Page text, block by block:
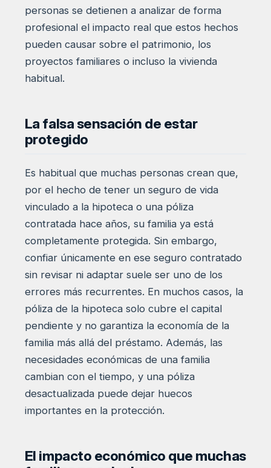
personas se detienen a analizar de forma
profesional el impacto real que estos hechos
pueden causar sobre el patrimonio, los
proyectos familiares o incluso la vivienda
habitual.
La falsa sensación de estar
protegido
Es habitual que muchas personas crean que,
por el hecho de tener un seguro de vida
vinculado a la hipoteca o una póliza
contratada hace años, su familia ya está
completamente protegida. Sin embargo,
confiar únicamente en ese seguro contratado
sin revisar ni adaptar suele ser uno de los
errores más recurrentes. En muchos casos, la
póliza de la hipoteca solo cubre el capital
pendiente y no garantiza la economía de la
familia más allá del préstamo. Además, las
necesidades económicas de una familia
cambian con el tiempo, y una póliza
desactualizada puede dejar huecos
importantes en la protección.
El impacto económico que muchas